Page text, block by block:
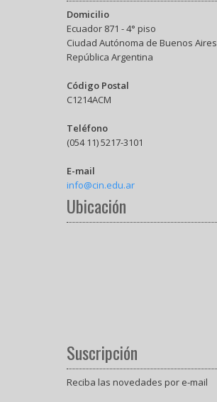
Domicilio
Ecuador 871 - 4° piso
Ciudad Autónoma de Buenos Aires
República Argentina
Código Postal
C1214ACM
Teléfono
(054 11) 5217-3101
E-mail
info@cin.edu.ar
Ubicación
Suscripción
Reciba las novedades por e-mail